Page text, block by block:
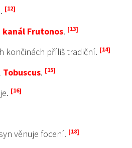
kanál Frutonos.
končinách příliš tradiční.
Tobuscus.
věnuje focení.